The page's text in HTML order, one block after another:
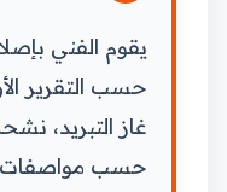
يقوم الفني
حسب التقرير
غاز التبريد،
حسب مواصفات